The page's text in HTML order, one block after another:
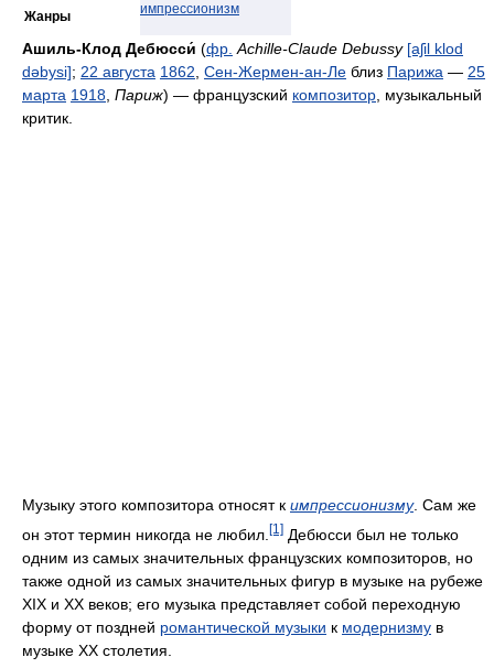
Жанры импрессионизм
Ашиль-Клод Дебюсси́ (фр. Achille-Claude Debussy [aʃil klod
dəbysi]; 22 августа 1862 Сен-Жермен-ан-Ле близ Парижа — 25
марта 1918 Париж) — французский композитор , музыкальный
критик.
Музыку этого композитора относят к импрессионизму. Сам же
он этот термин никогда не любил. [1] Дебюсси был не только
одним из самых значительных французских композиторов, но
также одной из самых значительных фигур в музыке на рубеже
XIX и XX веков; его музыка представляет собой переходную
форму от поздней романтической музыки к модернизму в
музыке XX столетия.